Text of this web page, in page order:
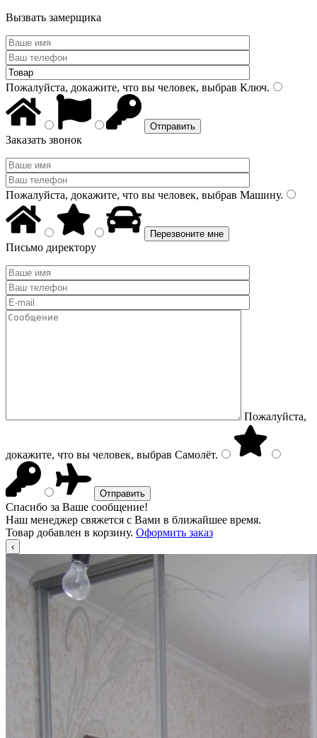
Вызвать замерщика
Пожалуйста, докажите, что вы человек, выбрав Ключ.
Заказать звонок
Пожалуйста, докажите, что вы человек, выбрав Машину.
Письмо директору
Пожалуйста,
докажите, что вы человек, выбрав Самолёт.
Спасибо за Ваше сообщение!
Наш менеджер свяжется с Вами в ближайшее время.
Товар добавлен в корзину. Оформить заказ